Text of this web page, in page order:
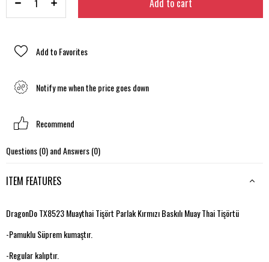
Add to Favorites
Notify me when the price goes down
Recommend
Questions (0) and Answers (0)
ITEM FEATURES
DragonDo TX8523 Muaythai Tişört Parlak Kırmızı Baskılı Muay Thai Tişörtü
-Pamuklu Süprem kumaştır.
-Regular kalıptır.